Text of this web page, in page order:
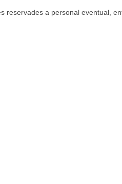
reservades a personal eventual,